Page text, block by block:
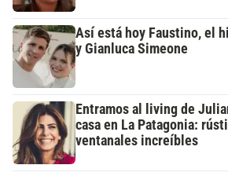
Así está hoy Faustino, el
y Gianluca Simeone
Entramos al living de
casa en La Patagonia:
ventanales increíbles